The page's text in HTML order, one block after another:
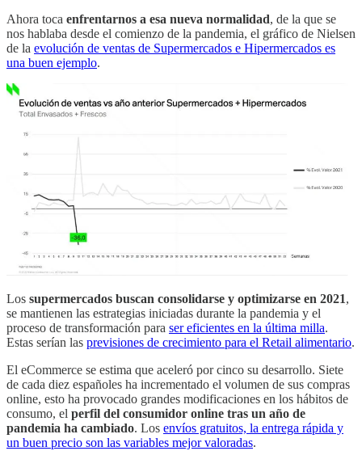
Ahora toca enfrentarnos a esa nueva normalidad, de la que se
nos hablaba desde el comienzo de la pandemia, el gráfico de Nielsen
de la evolución de ventas de Supermercados e Hipermercados es
una buen ejemplo.
Los supermercados buscan consolidarse y optimizarse en 2021,
se mantienen las estrategias iniciadas durante la pandemia y el
proceso de transformación para ser eficientes en la última milla.
Estas serían las previsiones de crecimiento para el Retail alimentario.
El eCommerce se estima que aceleró por cinco su desarrollo. Siete
de cada diez españoles ha incrementado el volumen de sus compras
online, esto ha provocado grandes modificaciones en los hábitos de
consumo, el perfil del consumidor online tras un año de
pandemia ha cambiado. Los envíos gratuitos, la entrega rápida y
un buen precio son las variables mejor valoradas.